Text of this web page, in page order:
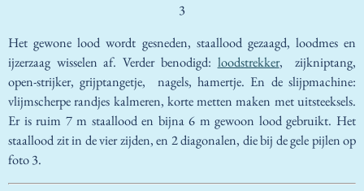
3
Het gewone lood wordt gesneden, staallood gezaagd, loodmes en
ijzerzaag wisselen af. Verder benodigd: loodstrekker, zijkniptang,
open-strijker, grijptangetje, nagels, hamertje. En de slijpmachine:
vlijmscherpe randjes kalmeren, korte metten maken met uitsteeksels.
Er is ruim 7 m staallood en bijna 6 m gewoon lood gebruikt. Het
staallood zit in de vier zijden, en 2 diagonalen, die bij de gele pijlen op
foto 3.